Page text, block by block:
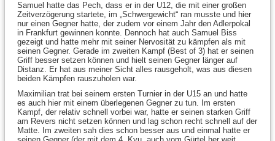
Samuel hatte das Pech, dass er in der U12, die mit einer großen
Zeitverzögerung startete, im „Schwergewicht“ ran musste und hier
nur einen Gegner hatte, der zudem vor einem Jahr den Adlerpokal
in Frankfurt gewinnen konnte. Dennoch hat auch Samuel Biss
gezeigt und hatte mehr mit seiner Nervosität zu kämpfen als mit
seinen Gegner. Gerade im zweiten Kampf (Best of 3) hat er seinen
Griff besser setzen können und hielt seinen Gegner länger auf
Distanz. Er hat aus meiner Sicht alles rausgeholt, was aus diesen
beiden Kämpfen rauszuholen war.
Maximilian trat bei seinem ersten Turnier in der U15 an und hatte
es auch hier mit einem überlegenen Gegner zu tun. Im ersten
Kampf, der relativ schnell vorbei war, hatte er seinen starken Griff
am Revers nicht setzen können und lag schon recht schnell auf der
Matte. Im zweiten sah dies schon besser aus und einmal hatte er